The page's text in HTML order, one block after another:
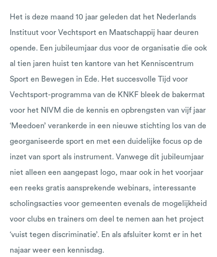
Het is deze maand 10 jaar geleden dat het Nederlands
Instituut voor Vechtsport en Maatschappij haar deuren
opende. Een jubileumjaar dus voor de organisatie die ook
al tien jaren huist ten kantore van het Kenniscentrum
Sport en Bewegen in Ede. Het succesvolle Tijd voor
Vechtsport-programma van de KNKF bleek de bakermat
voor het NIVM die de kennis en opbrengsten van vijf jaar
‘Meedoen’ verankerde in een nieuwe stichting los van de
georganiseerde sport en met een duidelijke focus op de
inzet van sport als instrument. Vanwege dit jubileumjaar
niet alleen een aangepast logo, maar ook in het voorjaar
een reeks gratis aansprekende webinars, interessante
scholingsacties voor gemeenten evenals de mogelijkheid
voor clubs en trainers om deel te nemen aan het project
‘vuist tegen discriminatie’. En als afsluiter komt er in het
najaar weer een kennisdag.